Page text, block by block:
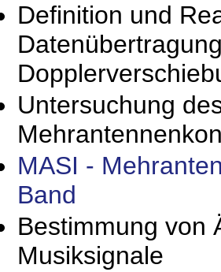
Definition und
Untersuchung
MASI -
Band
Bestimmung von
Musiksignale